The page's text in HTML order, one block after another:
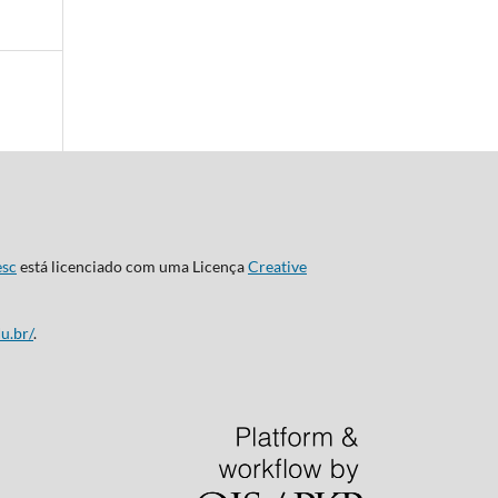
está licenciado com uma LicençaCreative
.